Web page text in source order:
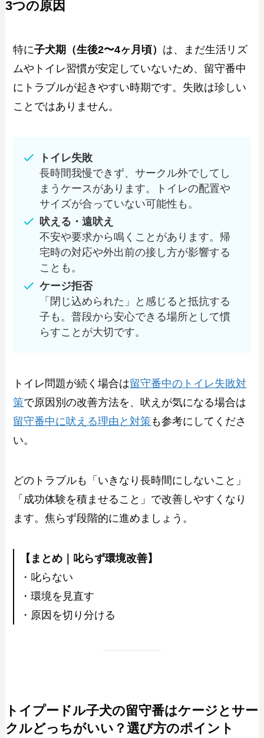
3つの原因
特に子犬期（生後2〜4ヶ月頃） は、まだ生活リズ
ムやトイレ習慣が安定していないため、留守番中
にトラブルが起きやすい時期です。失敗は珍しい
ことではありません。
トイレ失敗
長時間我慢できず、サークル外でしてし
まうケースがあります。トイレの配置や
サイズが合っていない可能性も。
吠える・遠吠え
不安や要求から鳴くことがあります。帰
宅時の対応や外出前の接し方が影響する
ことも。
ケージ拒否
「閉じ込められた」と感じると抵抗する
子も。普段から安心できる場所として慣
らすことが大切です。
トイレ問題が続く場合は留守番中のトイレ失敗対
策で原因別の改善方法を、吠えが気になる場合は
留守番中に吠える理由と対策も参考にしてくださ
い。
どのトラブルも「いきなり長時間にしないこと」
「成功体験を積ませること」で改善しやすくなり
ます。焦らず段階的に進めましょう。
【まとめ｜叱らず環境改善】
・叱らない
・環境を見直す
・原因を切り分ける
トイプードル子犬の留守番はケージとサー
クルどっちがいい？選び方のポイント